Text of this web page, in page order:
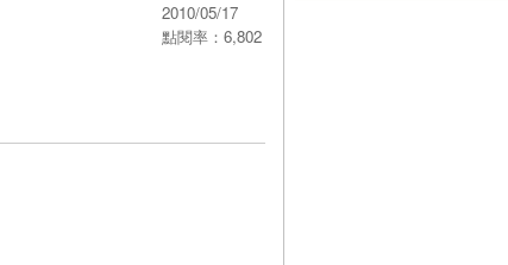
2010/05/17
點閱率：6,802